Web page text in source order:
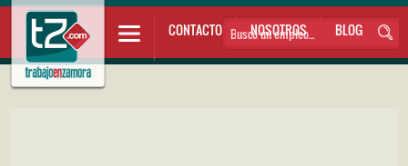
CONTACTO NOSOTROS BLOG